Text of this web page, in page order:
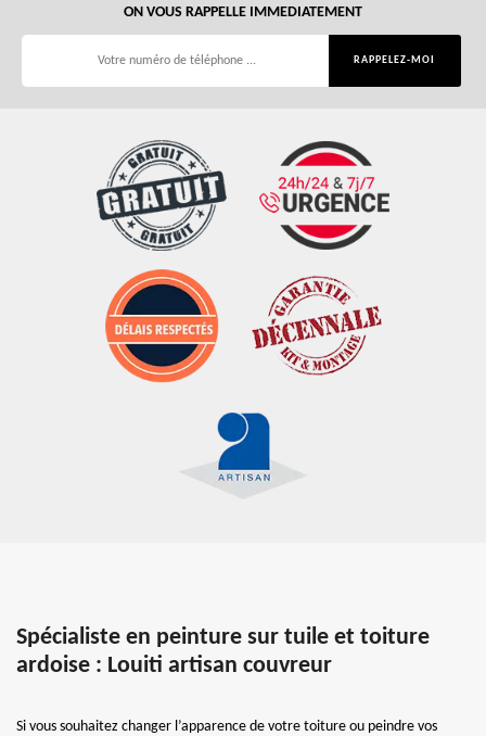
ON VOUS RAPPELLE IMMEDIATEMENT
Spécialiste en peinture sur tuile et toiture
ardoise : Louiti artisan couvreur
Si vous souhaitez changer l’apparence de votre toiture ou peindre vos